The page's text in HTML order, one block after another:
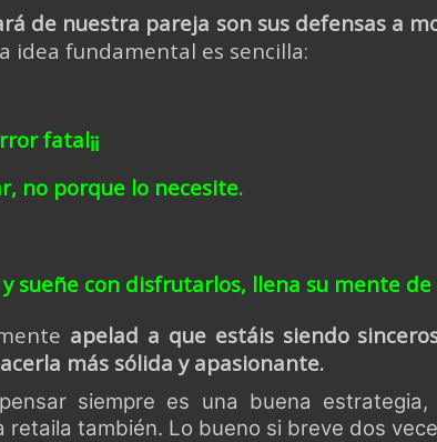
de nuestra pareja son sus defensas a
idea fundamental es sencilla:
fatal¡¡
no porque lo necesite.
sueñe con disfrutarlos, llena su mente
apelad a que estáis siendo
más sólida y apasionante.
siempre es una buena
también. Lo bueno si breve dos